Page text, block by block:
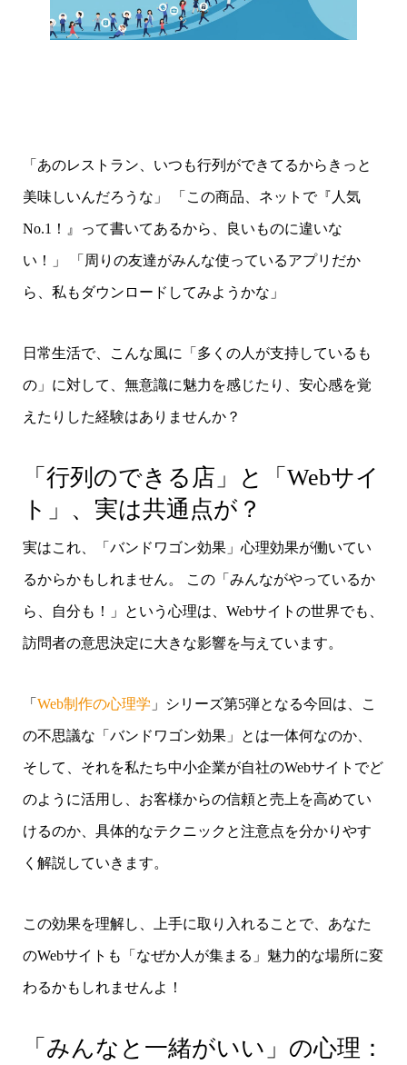
「あのレストラン、いつも行列ができてるからきっと
美味しいんだろうな」 「この商品、ネットで『人気
No.1！』って書いてあるから、良いものに違いな
い！」 「周りの友達がみんな使っているアプリだか
ら、私もダウンロードしてみようかな」
日常生活で、こんな風に「多くの人が支持しているも
の」に対して、無意識に魅力を感じたり、安心感を覚
えたりした経験はありませんか？
「行列のできる店」と「Webサイ
ト」、実は共通点が？
実はこれ、「バンドワゴン効果」心理効果が働いてい
るからかもしれません。 この「みんながやっているか
ら、自分も！」という心理は、Webサイトの世界でも、
訪問者の意思決定に大きな影響を与えています。
「 Web制作の心理学 」シリーズ第5弾となる今回は、こ
の不思議な「バンドワゴン効果」とは一体何なのか、
そして、それを私たち中小企業が自社のWebサイトでど
のように活用し、お客様からの信頼と売上を高めてい
けるのか、具体的なテクニックと注意点を分かりやす
く解説していきます。
この効果を理解し、上手に取り入れることで、あなた
のWebサイトも「なぜか人が集まる」魅力的な場所に変
わるかもしれませんよ！
「みんなと一緒がいい」の心理：